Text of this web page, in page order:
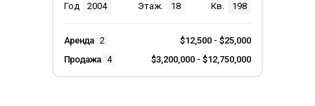
Год 2004 Этаж. 18 Кв. 198
Аренда 2
$12,500 - $25,000
Продажа 4 $3,200,000 - $12,750,000